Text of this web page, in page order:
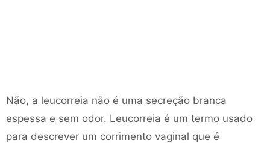
Não, a leucorreia não é uma secreção branca
espessa e sem odor. Leucorreia é um termo usado
para descrever um corrimento vaginal que é